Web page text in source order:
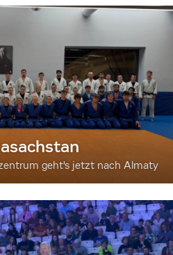
geht's jetzt nach Almaty